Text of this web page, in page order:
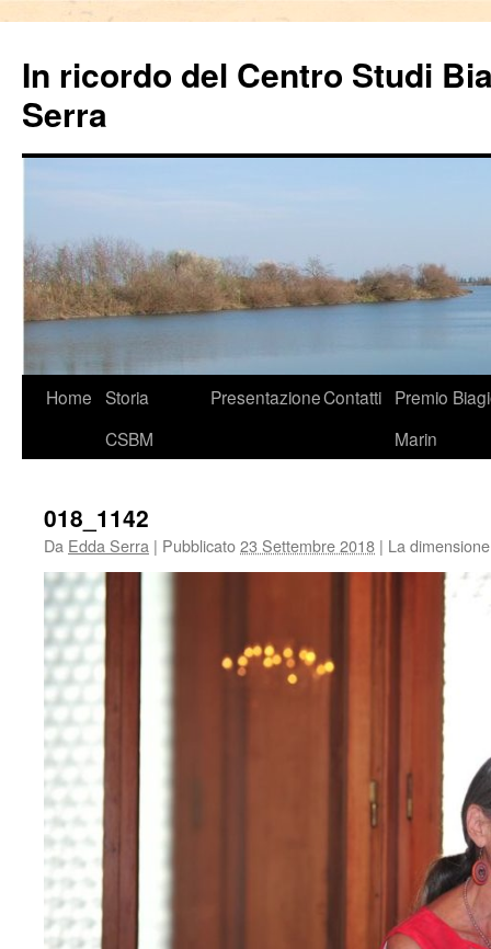
In ricordo del Centro Studi
Serra
VaiHome Storia
CSBM
PresentazioneContatti Premio
Marin
018_1142
Da Edda Serra | Pubblicato23 Settembre 2018 | La